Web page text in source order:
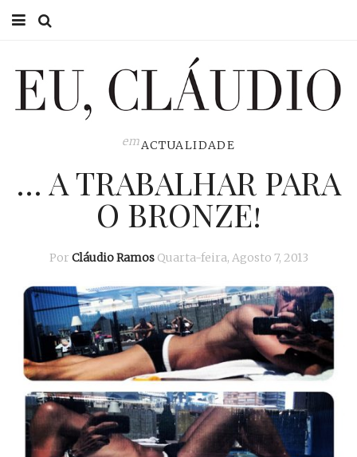
EU CLÁUDIO
EU NA TV
emACTUALIDADE
… A TRABALHAR PARA
O BRONZE!
Por Cláudio Ramos Quarta-feira, Agosto 7, 2013